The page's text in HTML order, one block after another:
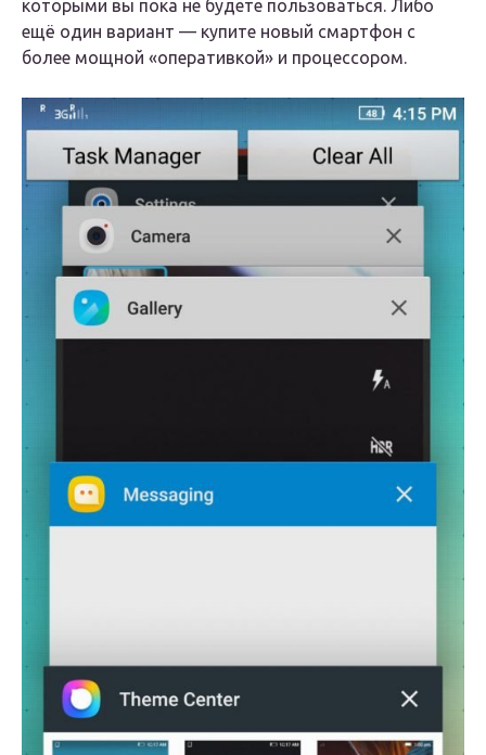
которыми вы пока не будете пользоваться. Либо
ещё один вариант — купите новый смартфон с
более мощной «оперативкой» и процессором.